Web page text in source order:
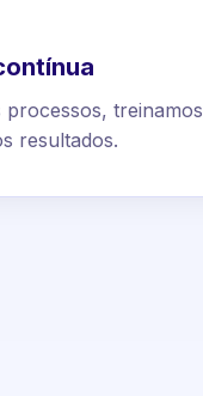
resultados.